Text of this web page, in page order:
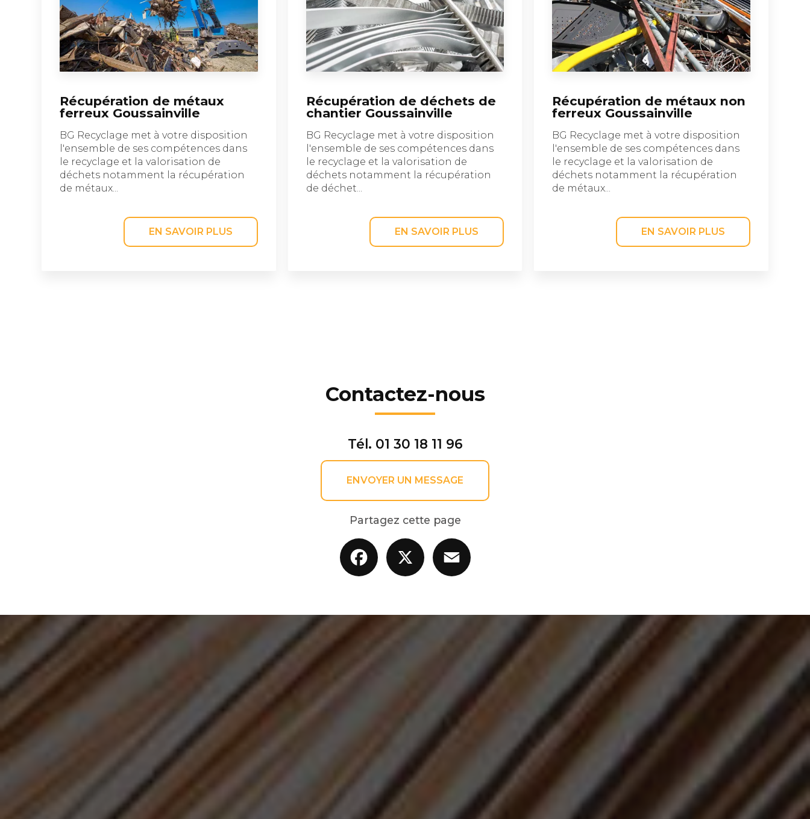
Récupération de métaux
ferreux Goussainville
BG Recyclage met à votre disposition
l'ensemble de ses compétences dans
le recyclage et la valorisation de
déchets notamment la récupération
de métaux...
EN SAVOIR PLUS
Récupération de déchets de
chantier Goussainville
BG Recyclage met à votre disposition
l'ensemble de ses compétences dans
le recyclage et la valorisation de
déchets notamment la récupération
de déchet...
EN SAVOIR PLUS
Récupération de métaux non
ferreux Goussainville
BG Recyclage met à votre disposition
l'ensemble de ses compétences dans
le recyclage et la valorisation de
déchets notamment la récupération
de métaux...
EN SAVOIR PLUS
Contactez-nous
Tél. 01 30 18 11 96
ENVOYER UN MESSAGE
Partagez cette page
Facebook